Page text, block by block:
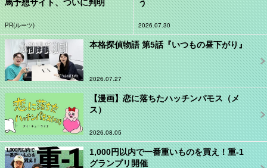
馬予想サイト、ついに判明
PR(ルーツ)
う
2026.07.30
本格探偵物語 第5話『いつもの昼下がり』
2026.07.27
【漫画】恋に落ちたハッチンパモス（メ
ス）
2026.08.05
1,000円以内で一番重いものを買え！重-1
グランプリ開催